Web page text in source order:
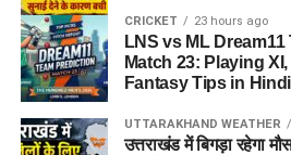
CRICKET 23 hours ago
LNS vs ML
Match 23: Playing
Fantasy Tips in Hindi
UTTARAKHAND WEATHER
उत्तराखंड में बिगड़ा रहेगा